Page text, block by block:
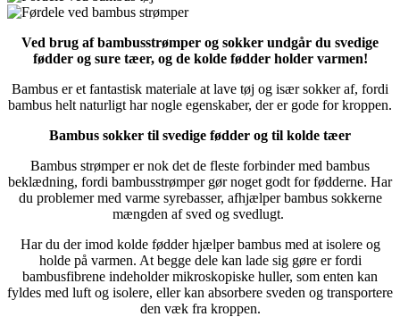
Ved brug af bambusstrømper og sokker undgår du svedige
fødder og sure tæer, og de kolde fødder holder varmen!
Bambus er et fantastisk materiale at lave tøj og især sokker af, fordi
bambus helt naturligt har nogle egenskaber, der er gode for kroppen.
Bambus sokker til svedige fødder og til kolde tæer
Bambus strømper er nok det de fleste forbinder med bambus
beklædning, fordi bambusstrømper gør noget godt for fødderne. Har
du problemer med varme syrebasser, afhjælper bambus sokkerne
mængden af sved og svedlugt.
Har du der imod kolde fødder hjælper bambus med at isolere og
holde på varmen. At begge dele kan lade sig gøre er fordi
bambusfibrene indeholder mikroskopiske huller, som enten kan
fyldes med luft og isolere, eller kan absorbere sveden og transportere
den væk fra kroppen.